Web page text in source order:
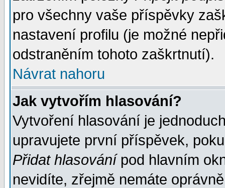
pro všechny vaše příspěvky
nastavení profilu (je možné
odstraněním tohoto zaškrtnutí).
Návrat nahoru
Jak vytvořím hlasování?
Vytvoření hlasování je
upravujete první příspěvek,
Přidat hlasovánípod hlavním
nevidíte, zřejmě nemáte